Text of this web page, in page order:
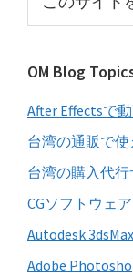
イ
バ
ー
ト
検
索
す
る
OM Blog
After Effectsで
台湾の通販で
台湾の購入代
CGソフトウェ
Autodesk
Adobe